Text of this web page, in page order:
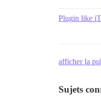
Plugin like
afficher la
Sujets